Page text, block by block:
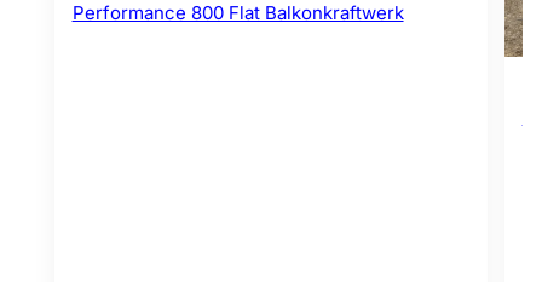
Performance 800 Flat Balkonkraftwerk